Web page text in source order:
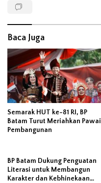
Baca Juga
Semarak HUT ke-81 RI, BP
Batam Turut Meriahkan Pawai
Pembangunan
BP Batam Dukung Penguatan
Literasi untuk Membangun
Karakter dan Kebhinekaan